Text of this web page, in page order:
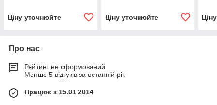
Ціну уточнюйте Ціну уточнюйте
Про нас
Рейтинг не сформований
Менше 5 відгуків за останній рік
Працює з 15.01.2014